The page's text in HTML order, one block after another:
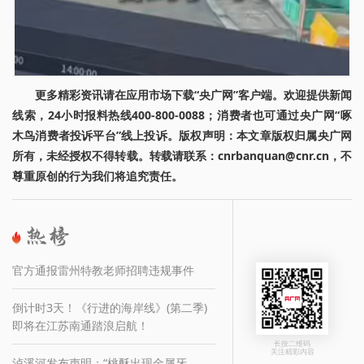
更多精彩资讯请在应用市场下载“央广网”客户端。欢迎提供新闻
线索，24小时报料热线400-800-0088；消费者也可通过央广网“啄
木鸟消费者投诉平台”线上投诉。版权声明：本文章版权归属央广网
所有，未经授权不得转载。转载请联系：cnrbanquan@cnr.cn，不
尊重原创的行为我们将追究责任。
官方通报雷州特教老师招聘违规事件
倒计时3天！《行进的海岸线》(第二季)
即将在江苏南通踏浪启航！
长按二维码
关注精彩内容